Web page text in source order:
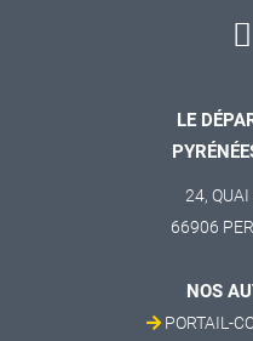
LE
24, QUAI
66906
NOS
PORTAIL-